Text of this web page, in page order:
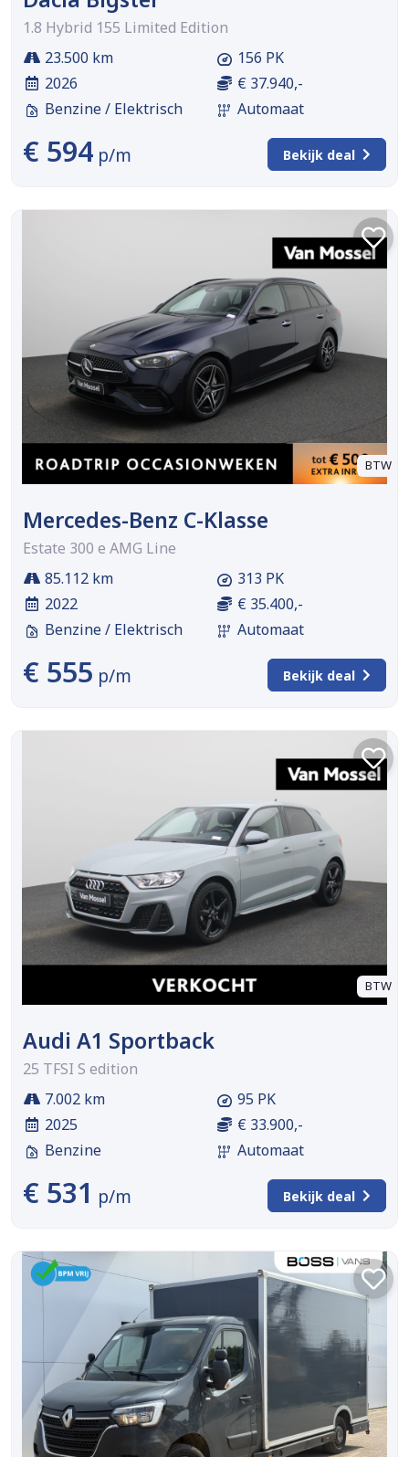
1.8 Hybrid 155 Limited Edition
23.500 km
2026
Benzine / Elektrisch
156 PK
€ 37.940,-
Automaat
€ 594 p/m Bekijk deal
BTW
Mercedes-Benz C-Klasse
Estate 300 e AMG Line
85.112 km
2022
Benzine / Elektrisch
313 PK
€ 35.400,-
Automaat
€ 555 p/m Bekijk deal
BTW
Audi A1 Sportback
25 TFSI S edition
7.002 km
2025
Benzine
95 PK
€ 33.900,-
Automaat
€ 531 p/m Bekijk deal